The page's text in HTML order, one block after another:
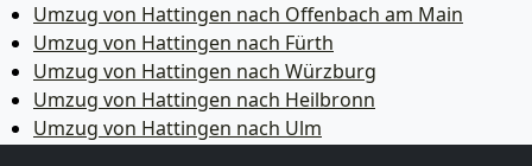
Umzug von Hattingen nach Offenbach am Main
Umzug von Hattingen nach Fürth
Umzug von Hattingen nach Würzburg
Umzug von Hattingen nach Heilbronn
Umzug von Hattingen nach Ulm